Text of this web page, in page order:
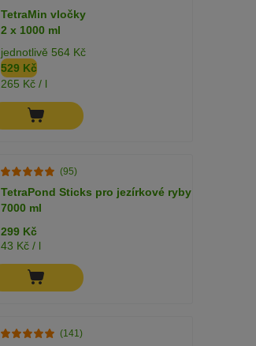
TetraMin vločky
2 x 1000 ml
jednotlivě 564 Kč
529 Kč
265 Kč / l
(95)
TetraPond Sticks pro jezírkové ryby
7000 ml
299 Kč
43 Kč / l
(141)